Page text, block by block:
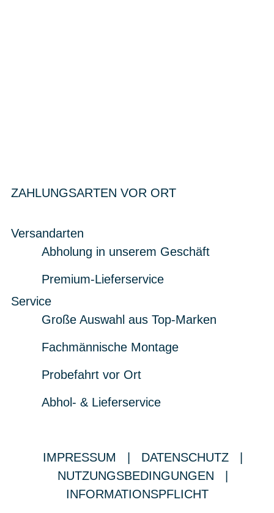
ZAHLUNGSARTEN VOR ORT
Versandarten
Abholung in unserem Geschäft
Premium-Lieferservice
Service
Große Auswahl aus Top-Marken
Fachmännische Montage
Probefahrt vor Ort
Abhol- & Lieferservice
IMPRESSUM DATENSCHUTZ
NUTZUNGSBEDINGUNGEN
INFORMATIONSPFLICHT